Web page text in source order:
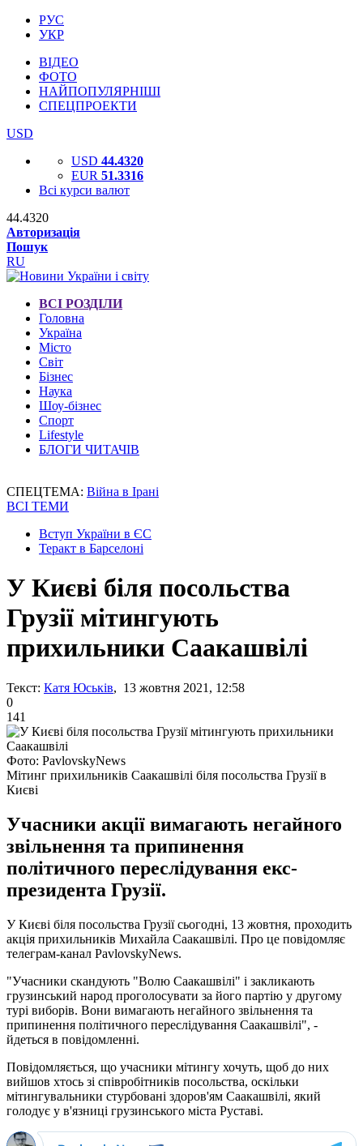
РУС
УКР
ВІДЕО
ФОТО
НАЙПОПУЛЯРНІШІ
СПЕЦПРОЕКТИ
USD
USD 44.4320
EUR 51.3316
Всі курси валют
44.4320
Авторизація
Пошук
RU
ВСІ РОЗДІЛИ
Головна
Україна
Місто
Світ
Бізнес
Наука
Шоу-бізнес
Спорт
Lifestyle
БЛОГИ ЧИТАЧІВ
СПЕЦТЕМА: Війна в Ірані
ВСІ ТЕМИ
Вступ України в ЄС
Теракт в Барселоні
У Києві біля посольства
Грузії мітингують
прихильники Саакашвілі
Текст: Катя Юськів, 13 жовтня 2021, 12:58
0
141
Фото: PavlovskyNews
Мітинг прихильників Саакашвілі біля посольства Грузії в
Києві
Учасники акції вимагають негайного
звільнення та припинення
політичного переслідування екс-
президента Грузії.
У Києві біля посольства Грузії сьогодні, 13 жовтня, проходить
акція прихильників Михайла Саакашвілі. Про це повідомляє
телеграм-канал PavlovskyNews.
"Учасники скандують "Волю Саакашвілі" і закликають
грузинський народ проголосувати за його партію у другому
турі виборів. Вони вимагають негайного звільнення та
припинення політичного переслідування Саакашвілі", -
йдеться в повідомленні.
Повідомляється, що учасники мітингу хочуть, щоб до них
вийшов хтось зі співробітників посольства, оскільки
мітингувальники стурбовані здоров'ям Саакашвілі, який
голодує у в'язниці грузинського міста Руставі.